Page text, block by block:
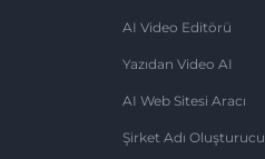
AI Video Editörü
Yazıdan Video AI
AI Web Sitesi Aracı
Şirket Adı Oluşturucu